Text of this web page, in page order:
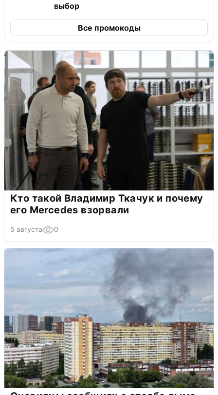
выбор
Все промокоды
Кто такой Владимир Ткачук и почему
его Mercedes взорвали
5 августа 0